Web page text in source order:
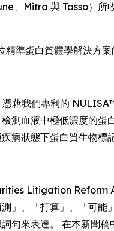
、Mitra 與 Tasso）所
準蛋白質體學解決方案
藉我們專利的
測血液中極低濃度的蛋
病狀態下蛋白質生物標
Litigation Reform
」、「打算」、「可能
句來表達。 在本新聞